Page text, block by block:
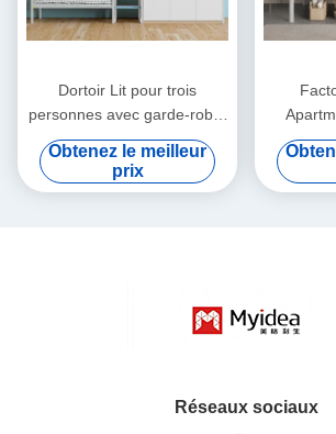
Dortoir Lit pour trois
personnes avec garde-robe,
éclairage de nuit sûr
Escalier, garde-corps élevé,
rideau de lit, lit dortoir
Obtenez le meilleur
prix
Bed,
Réseaux sociaux